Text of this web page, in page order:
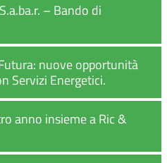
– Bando di
nuove opportunità
Servizi Energetici.
anno insieme a Ric &